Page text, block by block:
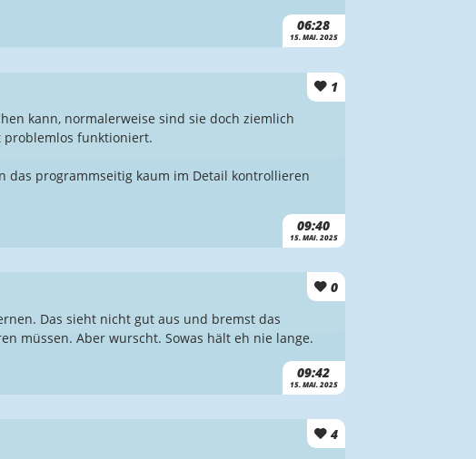
06:28
15. MAI. 2025
1
09:40
15. MAI. 2025
kann, normalerweise sind sie doch ziemlich
problemlos funktioniert.
das programmseitig kaum im Detail kontrollieren
0
09:42
15. MAI. 2025
Das sieht nicht gut aus und bremst das
müssen. Aber wurscht. Sowas hält eh nie lange.
4